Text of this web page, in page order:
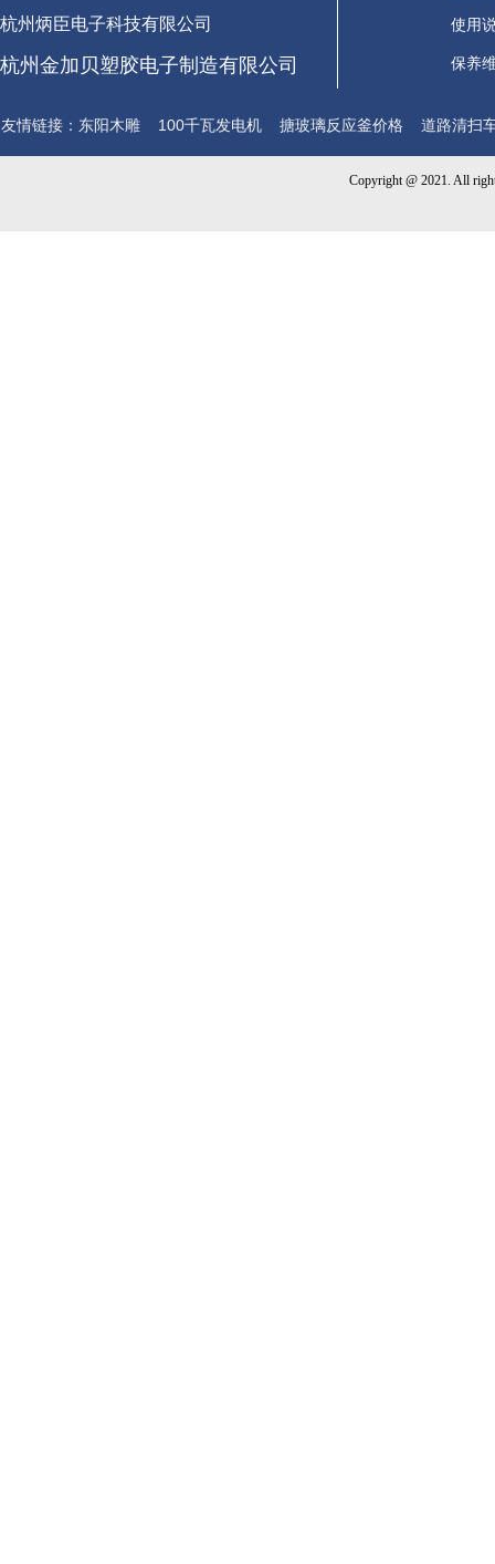
使用
保养
杭州金加贝塑胶电子制造有限公司
杭州炳臣电子科技有限公司
友情链接： 东阳木雕 100千瓦发电机 搪玻璃反应釜价格 道路清扫
Copyright @ 2021. All